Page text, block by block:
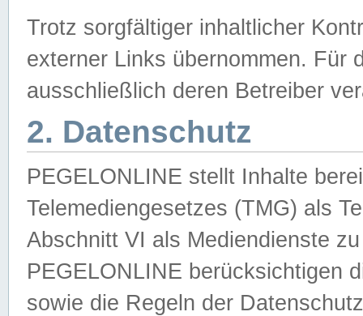
Trotz sorgfältiger inhaltlicher
externer Links übernommen. Für
ausschließlich deren Betreiber
2. Datenschutz
PEGELONLINE stellt Inhalte
Telemediengesetzes (TMG) als
Abschnitt VI als Mediendienste
PEGELONLINE berücksichtigen
sowie die Regeln der